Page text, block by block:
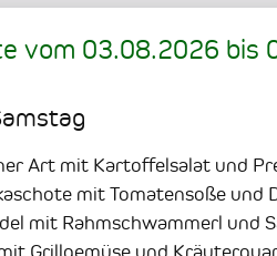
vom 03.08.2026 bis
Art mit Kartoffelsalat und
mit Tomatensoße und
mit Rahmschwammerl und